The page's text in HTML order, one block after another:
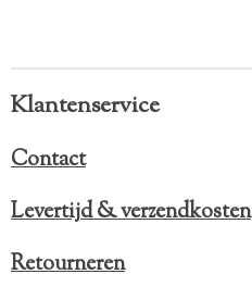
Klantenservice
Contact
Levertijd & verzendkosten
Retourneren